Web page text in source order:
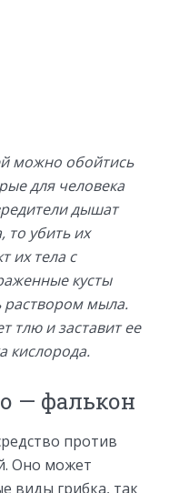
можно обойтись
для человека
дышат
то убить их
их тела с
кусты
раствором мыла.
тлю и заставит ее
кислорода.
— фалькон
против
Оно может
виды грибка, так